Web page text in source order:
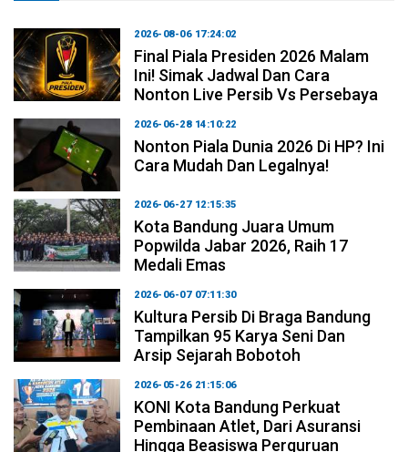
2026-08-06 17:24:02
Final Piala Presiden 2026 Malam
Ini! Simak Jadwal Dan Cara
Nonton Live Persib Vs Persebaya
2026-06-28 14:10:22
Nonton Piala Dunia 2026 Di HP? Ini
Cara Mudah Dan Legalnya!
2026-06-27 12:15:35
Kota Bandung Juara Umum
Popwilda Jabar 2026, Raih 17
Medali Emas
2026-06-07 07:11:30
Kultura Persib Di Braga Bandung
Tampilkan 95 Karya Seni Dan
Arsip Sejarah Bobotoh
2026-05-26 21:15:06
KONI Kota Bandung Perkuat
Pembinaan Atlet, Dari Asuransi
Hingga Beasiswa Perguruan